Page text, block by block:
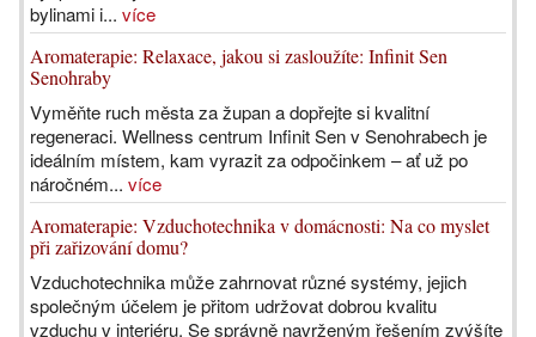
bylinami i... více
Aromaterapie: Relaxace, jakou si zasloužíte: Infinit Sen
Senohraby
Vyměňte ruch města za župan a dopřejte si kvalitní
regeneraci. Wellness centrum Infinit Sen v Senohrabech je
ideálním místem, kam vyrazit za odpočinkem – ať už po
náročném... více
Aromaterapie: Vzduchotechnika v domácnosti: Na co myslet
při zařizování domu?
Vzduchotechnika může zahrnovat různé systémy, jejich
společným účelem je přitom udržovat dobrou kvalitu
vzduchu v interiéru. Se správně navrženým řešením zvýšíte